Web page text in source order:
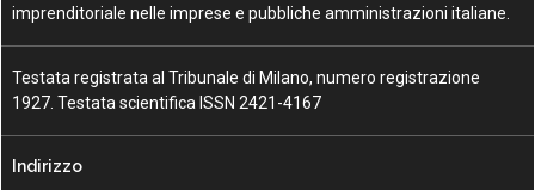
imprenditoriale nelle imprese e pubbliche amministrazioni italiane.
Testata registrata al Tribunale di Milano, numero registrazione
1927. Testata scientifica ISSN 2421-4167
Indirizzo